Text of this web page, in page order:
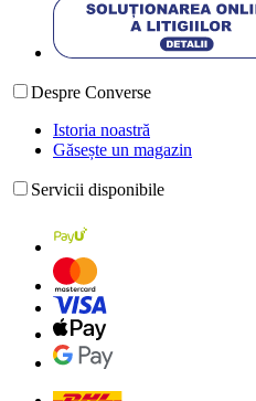
Despre Converse
Istoria noastră
Găsește un magazin
Servicii disponibile